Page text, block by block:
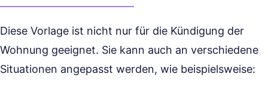
Diese Vorlage ist nicht nur für die Kündigung der
Wohnung geeignet. Sie kann auch an verschiedene
Situationen angepasst werden, wie beispielsweise: